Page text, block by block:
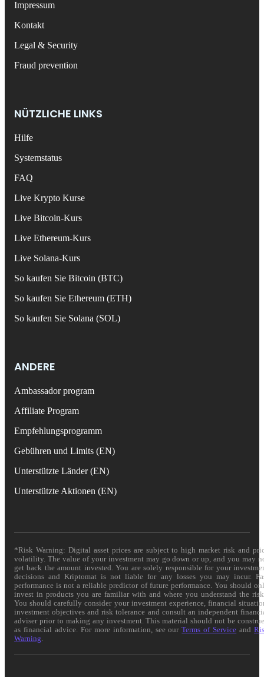
Impressum
Kontakt
Legal & Security
Fraud prevention
NÜTZLICHE LINKS
Hilfe
Systemstatus
FAQ
Live Krypto Kurse
Live Bitcoin-Kurs
Live Ethereum-Kurs
Live Solana-Kurs
So kaufen Sie Bitcoin (BTC)
So kaufen Sie Ethereum (ETH)
So kaufen Sie Solana (SOL)
ANDERE
Ambassador program
Affiliate Program
Empfehlungsprogramm
Gebühren und Limits (EN)
Unterstützte Länder (EN)
Unterstützte Aktionen (EN)
*Risk Warning: Digital asset prices are subject to high market risk and
volatility. The value of your investment may go down or up, and you may
get back the amount invested. You are solely responsible for your
decisions and Kriptomat is not liable for any losses you may incur.
performance is not a reliable predictor of future performance. You should
invest in products you are familiar with and where you understand the
You should carefully consider your investment experience, financial
investment objectives and risk tolerance and consult an independent
adviser prior to making any investment. This material should not be
as financial advice. For more information, see ourTerms of Service and
Warning